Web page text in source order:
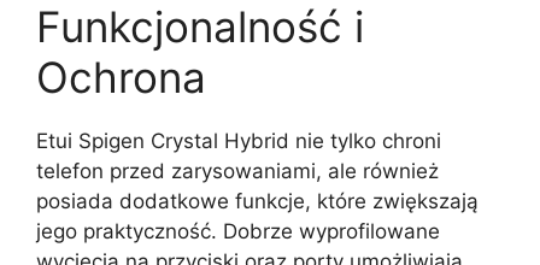
Funkcjonalność i
Ochrona
Etui Spigen Crystal Hybrid nie tylko chroni
telefon przed zarysowaniami, ale również
posiada dodatkowe funkcje, które zwiększają
jego praktyczność. Dobrze wyprofilowane